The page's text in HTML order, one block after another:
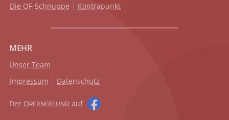
Die OF-Schnuppe
Kontrapunkt
MEHR
Unser Team
Impressum
Datenschutz
Der OPERNFREUND auf